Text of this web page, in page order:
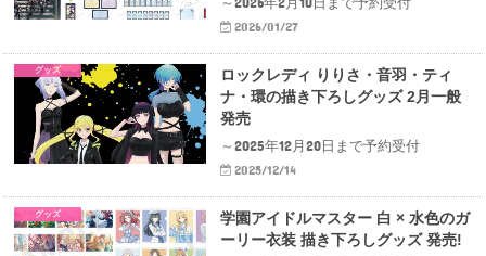
2026/01/27
グッズ
ロックレディ りりさ・音羽・ティ
ナ・環の描き下ろしグッズ 2月一般
発売
～2025年12月20日まで予約受付
2025/12/14
グッズ
学園アイドルマスター 白 × 水色のガ
ーリー衣装 描き下ろしグッズ 発売!